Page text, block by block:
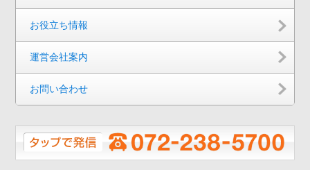
お役立ち情報
運営会社案内
お問い合わせ